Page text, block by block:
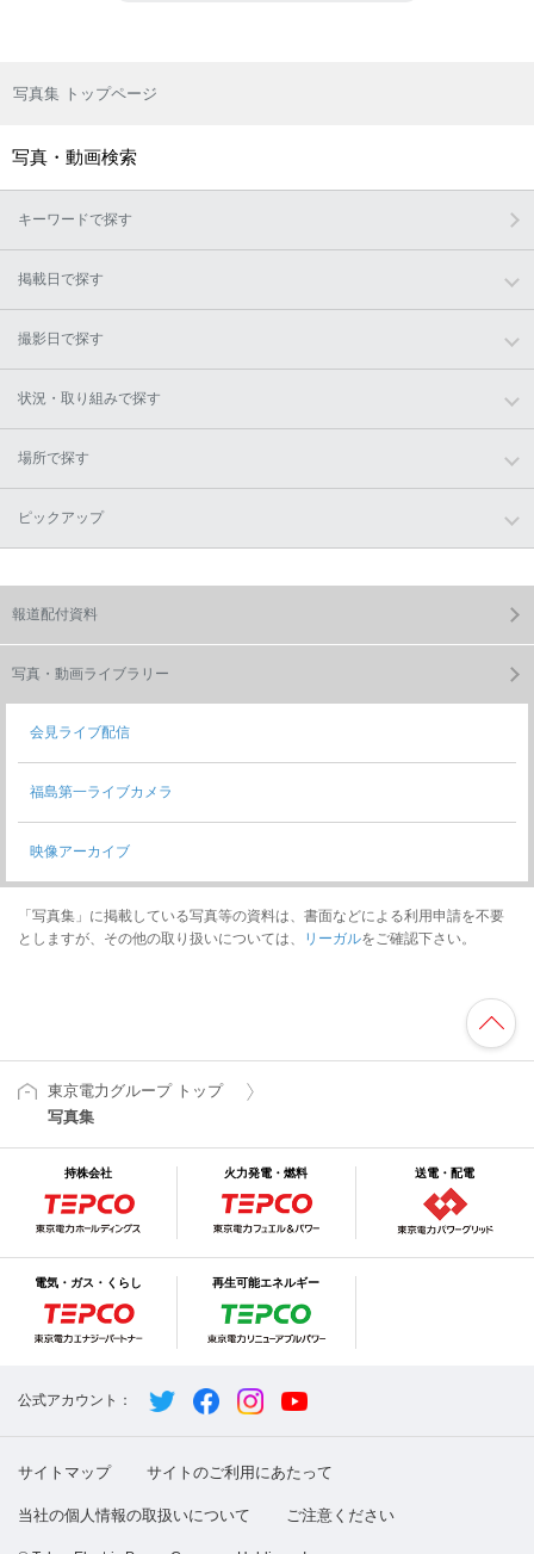
写真集 トップページ
写真・動画検索
キーワードで探す
掲載日で探す
撮影日で探す
状況・取り組みで探す
場所で探す
ピックアップ
報道配付資料
写真・動画ライブラリー
会見ライブ配信
福島第一ライブカメラ
映像アーカイブ
「写真集」に掲載している写真等の資料は、書面などによる利用申請を不要
としますが、その他の取り扱いについては、
リーガルをご確認下さい。
東京電力グループ トップ
写真集
持株会社 火力発電・燃料 送電・配電
電気・ガス・くらし 再生可能エネルギー
公式アカウント：
サイトマップ サイトのご利用にあたって
当社の個人情報の取扱いについて ご注意ください